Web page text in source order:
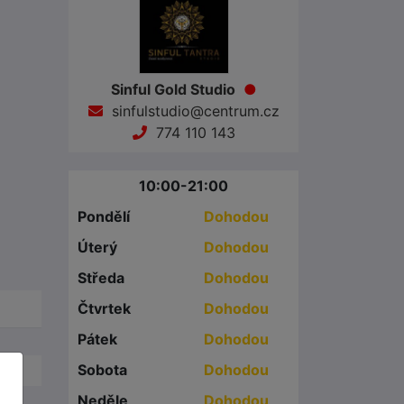
Sinful Gold Studio ●
sinfulstudio@centrum.cz
774 110 143
10:00-21:00
Pondělí
Dohodou
Úterý
Dohodou
Středa
Dohodou
Čtvrtek
Dohodou
Pátek
Dohodou
Sobota
Dohodou
Neděle
Dohodou